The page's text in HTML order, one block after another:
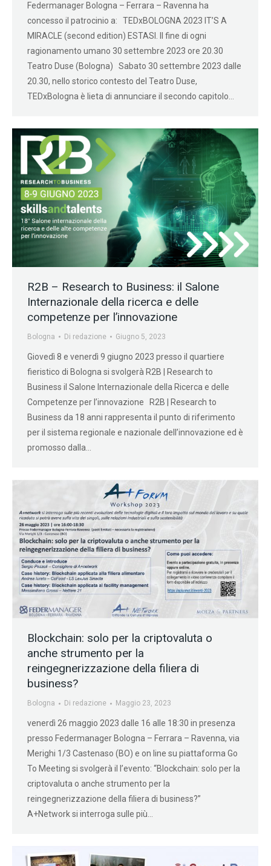
Federmanager Bologna – Ferrara – Ravenna ha
concesso il patrocinio a: TEDxBOLOGNA 2023 IT’S A
MIRACLE (second edition) ESTASI. Il fine di ogni
ragionamento umano 30 settembre 2023 ore 20.30
Teatro Duse (Bologna) Sabato 30 settembre 2023 dalle
20.30, nello storico contesto del Teatro Duse,
TEDxBologna è lieta di annunciare il secondo capitolo…
R2B – Research to Business: il Salone
Internazionale della ricerca e delle
competenze per l’innovazione
Bologna Di redazione Giugno 5, 2023
Giovedì 8 e venerdì 9 giugno 2023 presso il quartiere
fieristico di Bologna si svolgerà R2B | Research to
Business il Salone Internazionale della Ricerca e delle
Competenze per l’innovazione R2B | Research to
Business da 18 anni rappresenta il punto di riferimento
per il sistema regionale e nazionale dell’innovazione ed è
promosso dalla…
Blockchain: solo per la criptovaluta o
anche strumento per la
reingegnerizzazione della filiera di
business?
Bologna Di redazione Maggio 23, 2023
venerdì 26 maggio 2023 dalle 16 alle 18:30 in presenza
presso Federmanager Bologna – Ferrara – Ravenna, via
Merighi 1/3 Castenaso (BO) e on line su piattaforma Go
To Meeting si svolgerà il l’evento: “Blockchain: solo per la
criptovaluta o anche strumento per la
reingegnerizzazione della filiera di business?”
A+Network si interroga sulle più…